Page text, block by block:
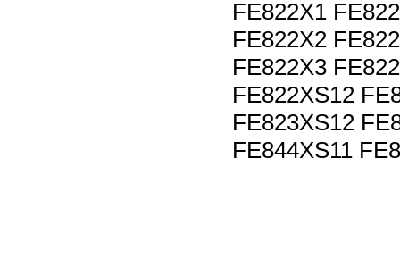
FE822X1
FE822X2
FE822X3
FE822XS12
FE823XS12
FE844XS11